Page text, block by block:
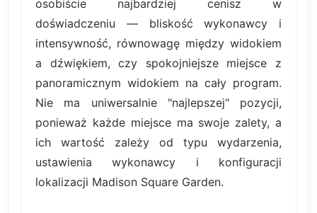
osobiście najbardziej cenisz w
doświadczeniu — bliskość wykonawcy i
intensywność, równowagę między widokiem
a dźwiękiem, czy spokojniejsze miejsce z
panoramicznym widokiem na cały program.
Nie ma uniwersalnie "najlepszej" pozycji,
ponieważ każde miejsce ma swoje zalety, a
ich wartość zależy od typu wydarzenia,
ustawienia wykonawcy i konfiguracji
lokalizacji Madison Square Garden.